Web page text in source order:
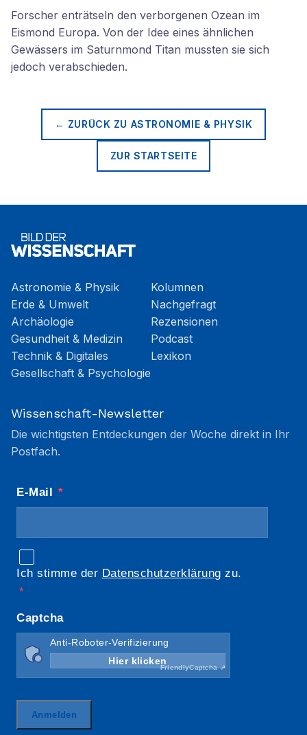
Forscher enträtseln den verborgenen Ozean im
Eismond Europa. Von der Idee eines ähnlichen
Gewässers im Saturnmond Titan mussten sie sich
jedoch verabschieden.
← ZURÜCK ZU ASTRONOMIE & PHYSIK
ZUR STARTSEITE
Astronomie & Physik
Erde & Umwelt
Archäologie
Gesundheit & Medizin
Technik & Digitales
Gesellschaft & Psychologie
Kolumnen
Nachgefragt
Rezensionen
Podcast
Lexikon
Wissenschaft-Newsletter
Die wichtigsten Entdeckungen der Woche direkt in Ihr
Postfach.